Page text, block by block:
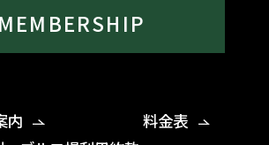
内
料金表
MEMBERSHIP